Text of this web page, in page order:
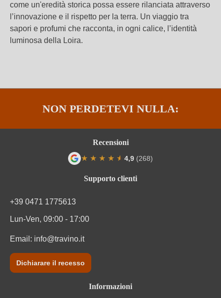
come un'eredità storica possa essere rilanciata attraverso
l’innovazione e il rispetto per la terra. Un viaggio tra
sapori e profumi che racconta, in ogni calice, l’identità
luminosa della Loira.
NON PERDETEVI NULLA:
Supporto clienti
+39 0471 1775613
Lun-Ven, 09:00 - 17:00
Email: info@travino.it
Dichiarare il recesso
Informazioni
Recensioni
★ ★ ★ ★ ★
★ 4,9 (268)